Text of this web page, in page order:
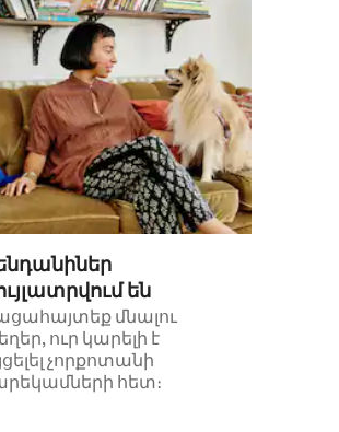
են
մնալու
ուր կարելի է
չորքոտանի
հետ։